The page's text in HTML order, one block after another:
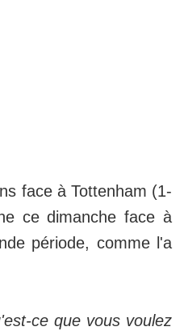
face à Tottenham (1-
ce dimanche face à
période, comme l'a
ce que vous voulez